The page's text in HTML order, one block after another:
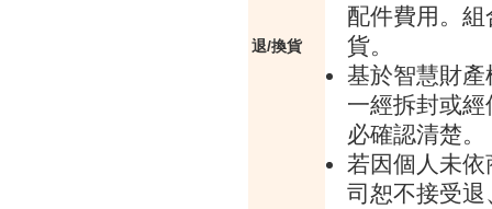
退/換貨
配件費用。
貨。
基於智慧財
一經拆封或
必確認清楚。
若因個人未
司恕不接受